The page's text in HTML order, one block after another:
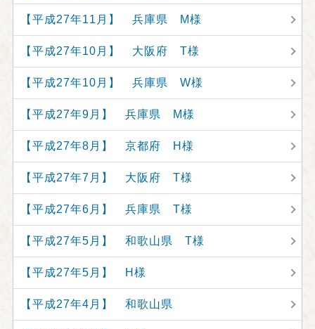
【平成27年11月】 兵庫県 M様
【平成27年10月】 大阪府 T様
【平成27年10月】 兵庫県 W様
【平成27年9月】 兵庫県 M様
【平成27年8月】 京都府 H様
【平成27年7月】 大阪府 T様
【平成27年6月】 兵庫県 T様
【平成27年5月】 和歌山県 T様
【平成27年5月】 H様
【平成27年4月】 和歌山県